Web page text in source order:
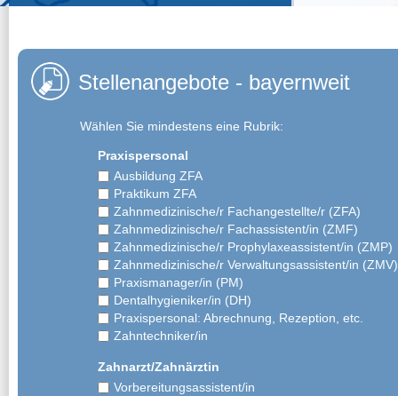
Stellenangebote - bayernweit
Wählen Sie mindestens eine Rubrik:
Praxispersonal
Ausbildung ZFA
Praktikum ZFA
Zahnmedizinische/r Fachangestellte/r (ZFA)
Zahnmedizinische/r Fachassistent/in (ZMF)
Zahnmedizinische/r Prophylaxeassistent/in (ZMP)
Zahnmedizinische/r Verwaltungsassistent/in (ZMV)
Praxismanager/in (PM)
Dentalhygieniker/in (DH)
Praxispersonal: Abrechnung, Rezeption, etc.
Zahntechniker/in
Zahnarzt/Zahnärztin
Vorbereitungsassistent/in